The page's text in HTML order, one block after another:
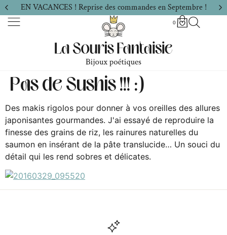
EN VACANCES ! Reprise des commandes en Septembre !
0
Pas de Sushis !!! :)
Des makis rigolos pour donner à vos oreilles des allures
japonisantes gourmandes. J'ai essayé de reproduire la
finesse des grains de riz, les rainures naturelles du
saumon en insérant de la pâte translucide… Un souci du
détail qui les rend sobres et délicates.